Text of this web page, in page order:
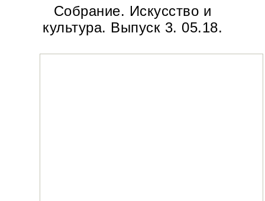
Собрание. Искусство и
культура. Выпуск 3. 05.18.